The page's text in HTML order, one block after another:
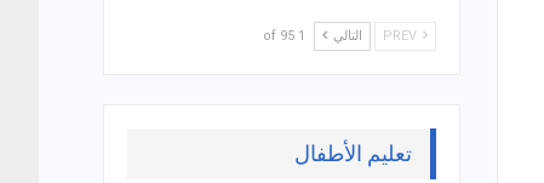
التالي 1 of 95
تعليم الأطفال